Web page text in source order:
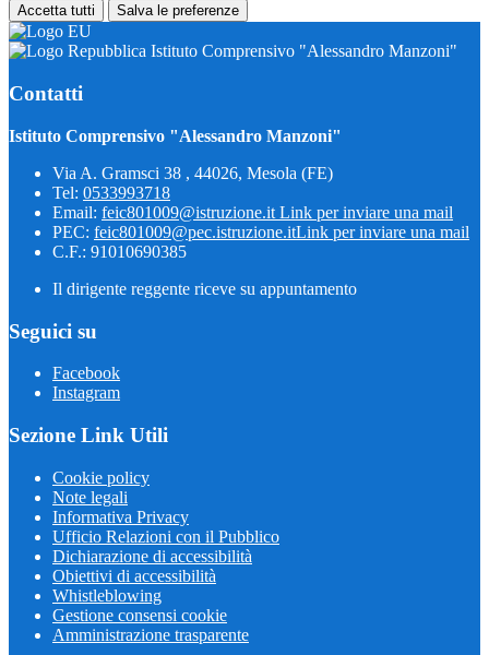
Accetta tutti Salva le preferenze
Istituto Comprensivo "Alessandro Manzoni"
Contatti
Istituto Comprensivo "Alessandro Manzoni"
Via A. Gramsci 38 , 44026, Mesola (FE)
Tel: 0533993718
Email: feic801009@istruzione.it Link per inviare una mail
PEC: feic801009@pec.istruzione.itLink per inviare una mail
C.F.: 91010690385
Il dirigente reggente riceve su appuntamento
Seguici su
Facebook
Instagram
Sezione Link Utili
Cookie policy
Note legali
Informativa Privacy
Ufficio Relazioni con il Pubblico
Dichiarazione di accessibilità
Obiettivi di accessibilità
Whistleblowing
Gestione consensi cookie
Amministrazione trasparente